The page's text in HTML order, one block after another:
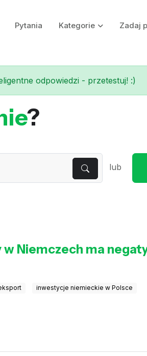
Pytania Kategorie Zadaj
odpowiedzi - przetestuj! :)
?
lub
Niemczech ma
inwestycje niemieckie w Polsce